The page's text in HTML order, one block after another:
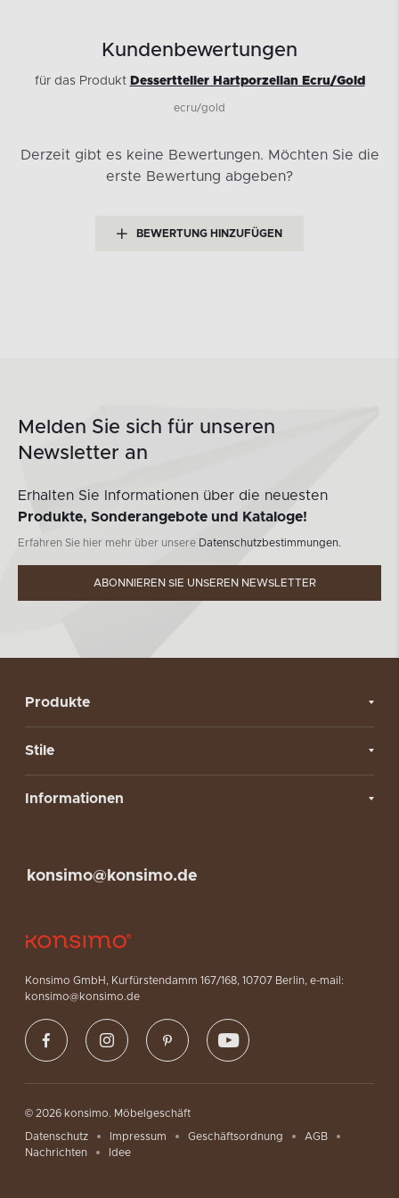
Kundenbewertungen
für das Produkt Dessertteller Hartporzellan Ecru/Gold
ecru/gold
Derzeit gibt es keine Bewertungen. Möchten Sie die
erste Bewertung abgeben?
BEWERTUNG HINZUFÜGEN
Melden Sie sich für unseren
Newsletter an
Erhalten Sie Informationen über die neuesten
Produkte, Sonderangebote und Kataloge!
Erfahren Sie hier mehr über unsere Datenschutzbestimmungen.
ABONNIEREN SIE UNSEREN NEWSLETTER
Produkte
Stile
Informationen
Konsimo GmbH, Kurfürstendamm 167/168, 10707 Berlin, e-mail:
konsimo@konsimo.de
konsimo@konsimo.de
© 2026 konsimo. Möbelgeschäft
Datenschutz Impressum Geschäftsordnung
AGB
Nachrichten
Idee